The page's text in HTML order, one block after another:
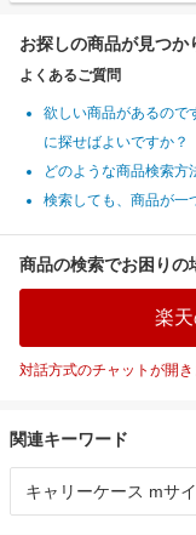
お探しの商品が見つか
よくあるご質問
欲しい商品があるので
に探せばよいですか？
どのような商品検索方
検索しても、商品が一
商品の検索でお困りの
楽
対話方式のチャットが開き
関連キーワード
キャリーケース mサ